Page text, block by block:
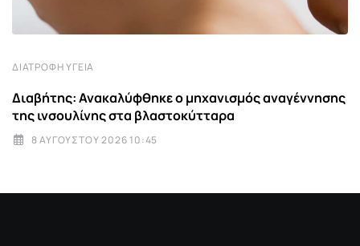
ΔΙΑΤΡΟΦΉ ΥΓΕΊΑ
Διαβήτης: Ανακαλύφθηκε ο μηχανισμός αναγέννησης
της ινσουλίνης στα βλαστοκύτταρα
8 ΑΥΓΟΎΣΤΟΥ 2026 10:45